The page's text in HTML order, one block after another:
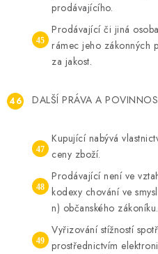
prodávajícího.
Prodávající či jiná
rámec jeho zákonných
za jakost.
DALŠÍ PRÁVA A
Kupující nabývá
ceny zboží.
Prodávající není ve
kodexy chování ve
n) občanského zákoníku.
Vyřizování stížností
prostřednictvím